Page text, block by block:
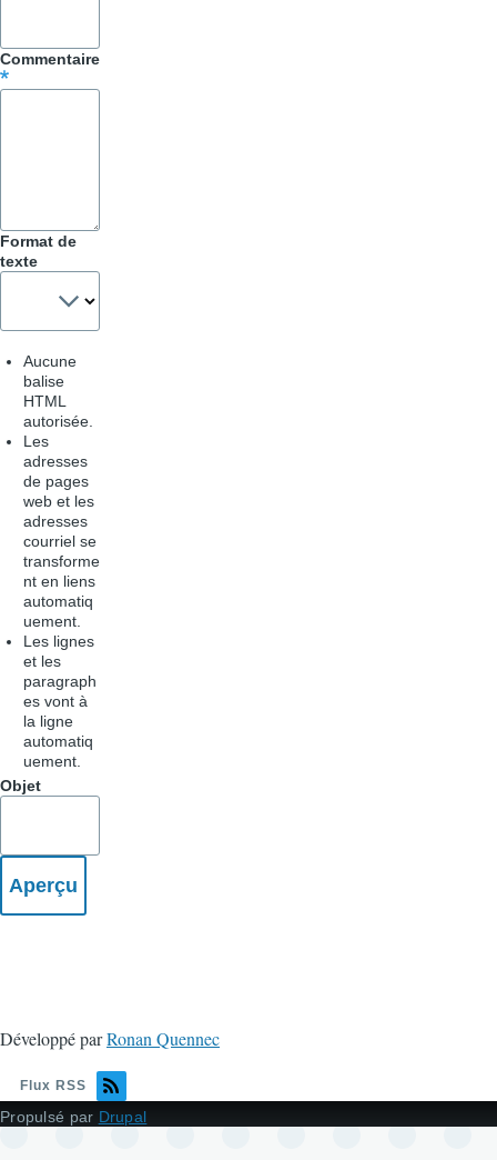
Commentaire
Format de
texte
Aucune
balise
HTML
autorisée.
Les
adresses
de pages
web et les
adresses
courriel se
transforme
nt en liens
automatiq
uement.
Les lignes
et les
paragraph
es vont à
la ligne
automatiq
uement.
Objet
Développé parRonan Quennec
Flux RSS
Propulsé par Drupal